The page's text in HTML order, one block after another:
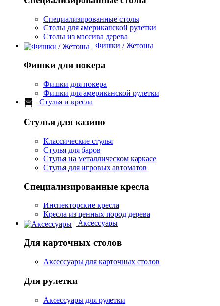
Специализированные столы
Столы для американской рулетки
Столы из массива дерева
Фишки / Жетоны
Фишки для покера
Фишки для покера
Фишки для американской рулетки
Стулья и кресла
Стулья для казино
Классические стулья
Стулья для баров
Стулья на металлическом каркасе
Стулья для игровых автоматов
Специализированные кресла
Инспекторские кресла
Кресла из ценных пород дерева
Аксессуары
Для карточных столов
Аксессуары для карточных столов
Для рулетки
Аксессуары для рулетки